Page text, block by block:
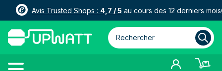
Avis Trusted Shops : 4,7 / 5 au cours des 12 derniers mois
Rechercher parmi plus de